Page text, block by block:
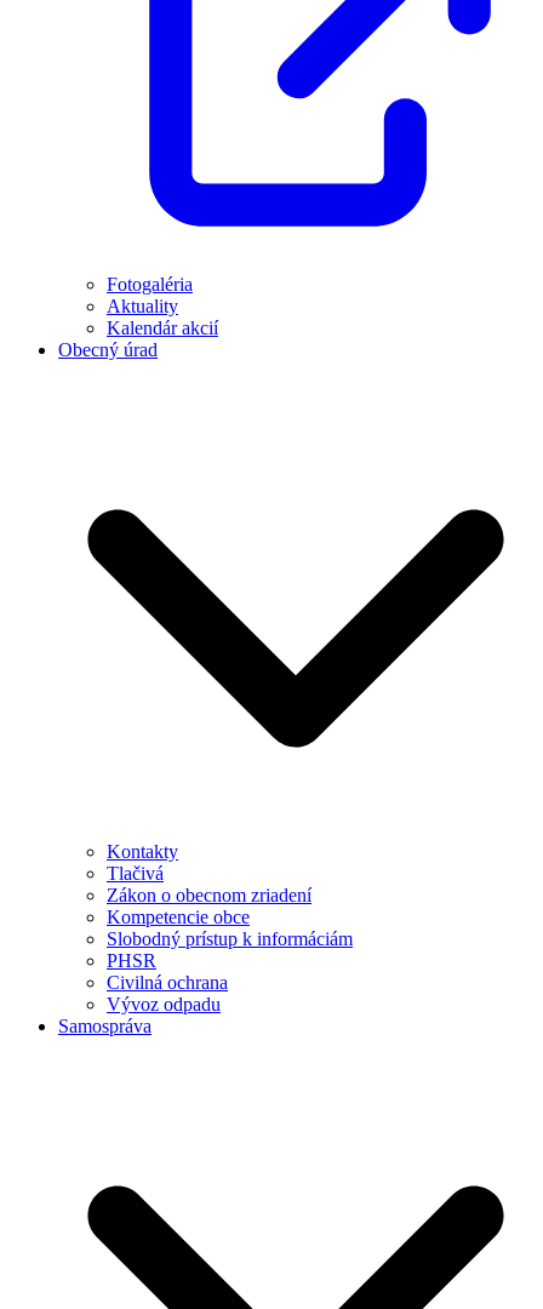
Fotogaléria
Aktuality
Kalendár akcií
Obecný úrad
Kontakty
Tlačivá
Zákon o obecnom zriadení
Kompetencie obce
Slobodný prístup k informáciám
PHSR
Civilná ochrana
Vývoz odpadu
Samospráva